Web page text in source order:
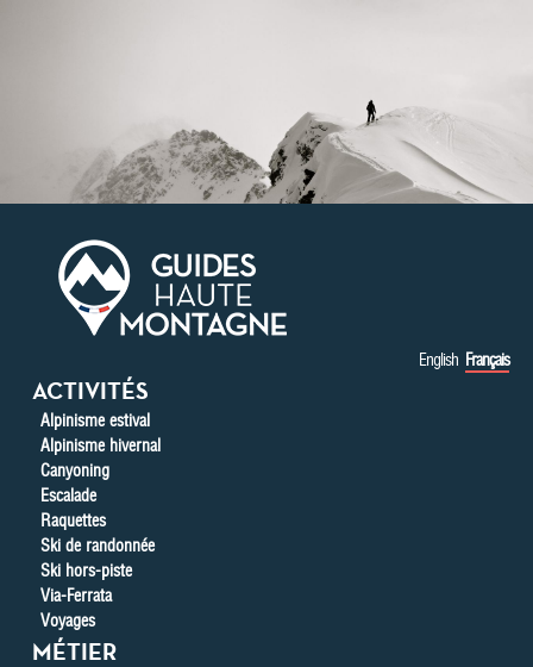
English Français
ACTIVITÉS
Alpinisme estival
Alpinisme hivernal
Canyoning
Escalade
Raquettes
Ski de randonnée
Ski hors-piste
Via-Ferrata
Voyages
MÉTIER